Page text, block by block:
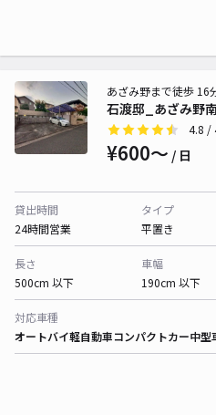
石渡邸_あざみ野
あざみ野まで徒歩 16
4.8 /
¥600〜 / 日
貸出時間
24時間営業
タイプ
平置き
長さ
500cm 以下
車幅
190cm 以下
対応車種
オートバイ軽自動車コンパクトカー中型